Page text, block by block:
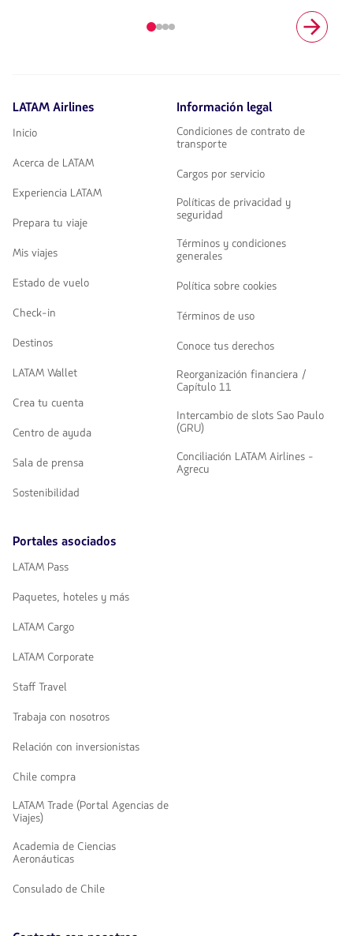
Elemento
LATAM Airlines
Inicio
Acerca de LATAM
Experiencia LATAM
Prepara tu viaje
Mis viajes
Estado de vuelo
Check-in
Destinos
LATAM Wallet
Crea tu cuenta
Centro de ayuda
Sala de prensa
Sostenibilidad
Información legal
Condiciones de contrato de
transporte
Cargos por servicio
Políticas de privacidad y
seguridad
Términos y condiciones
generales
Política sobre cookies
Términos de uso
Conoce tus derechos
Reorganización financiera /
Capítulo 11
Intercambio de slots Sao Paulo
(GRU)
Conciliación LATAM Airlines -
Agrecu
Portales asociados
LATAM Pass
Paquetes, hoteles y más
LATAM Cargo
LATAM Corporate
Staff Travel
Trabaja con nosotros
Relación con inversionistas
Chile compra
LATAM Trade (Portal Agencias de
Viajes)
Academia de Ciencias
Aeronáuticas
Consulado de Chile